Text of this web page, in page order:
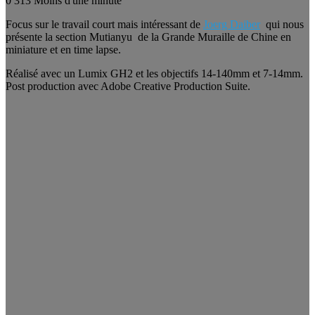
Focus sur le travail court mais intéressant de Joerg Daiber qui nous
présente la section Mutianyu de la Grande Muraille de Chine en
miniature et en time lapse.
Réalisé avec un Lumix GH2 et les objectifs 14-140mm et 7-14mm.
Post production avec Adobe Creative Production Suite.